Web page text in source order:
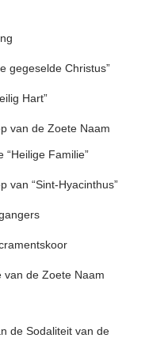
gegeselde Christus”
Hart”
van de Zoete Naam
“Heilige Familie”
van “Sint-Hyacinthus”
van de Zoete Naam
de Sodaliteit van de